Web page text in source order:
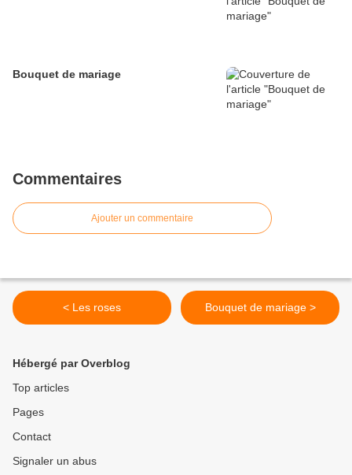
Bouquet de mariage
Commentaires
Ajouter un commentaire
< Les roses Bouquet de mariage >
Hébergé par Overblog
Top articles
Pages
Contact
Signaler un abus